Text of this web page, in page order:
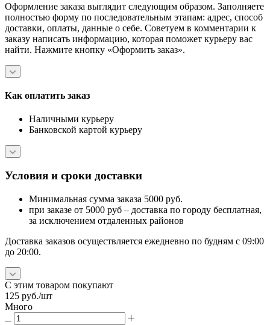
Оформление заказа выглядит следующим образом. Заполняете
полностью форму по последовательным этапам: адрес, способ
доставки, оплаты, данные о себе. Советуем в комментарии к
заказу написать информацию, которая поможет курьеру вас
найти. Нажмите кнопку «Оформить заказ».
Как оплатить заказ
Наличными курьеру
Банковской картой курьеру
Условия и сроки доставки
Минимальная сумма заказа 5000 руб.
при заказе от 5000 руб – доставка по городу бесплатная,
за исключением отдаленных районов
Доставка заказов осуществляется ежедневно по будням с 09:00
до 20:00.
С этим товаром покупают
125 руб./шт
Много